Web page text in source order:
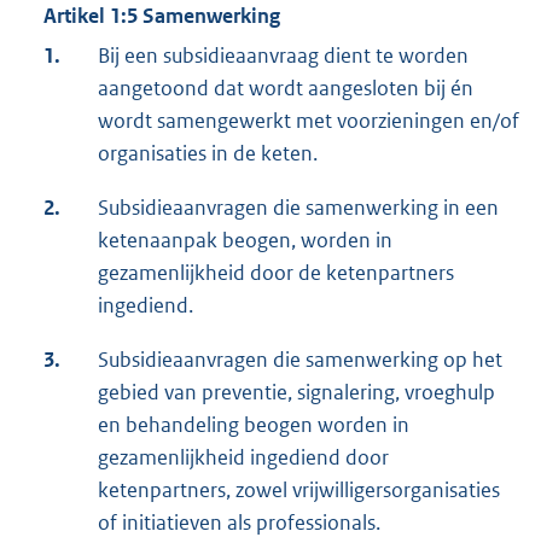
Artikel 1:5 Samenwerking
1.
Bij een subsidieaanvraag dient te worden
aangetoond dat wordt aangesloten bij én
wordt samengewerkt met voorzieningen en/of
organisaties in de keten.
2.
Subsidieaanvragen die samenwerking in een
ketenaanpak beogen, worden in
gezamenlijkheid door de ketenpartners
ingediend.
3.
Subsidieaanvragen die samenwerking op het
gebied van preventie, signalering, vroeghulp
en behandeling beogen worden in
gezamenlijkheid ingediend door
ketenpartners, zowel vrijwilligersorganisaties
of initiatieven als professionals.